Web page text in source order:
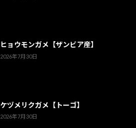
ヒョウモンガメ【ザンビア産】
2026年7月30日
ケヅメリクガメ【トーゴ】
2026年7月30日